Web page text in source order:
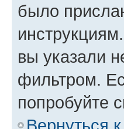
было
вы указали
фильтром.
попробуйте
Вернуться